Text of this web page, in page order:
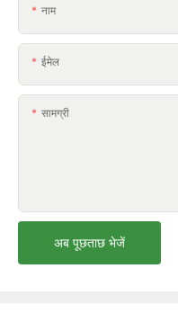
नाम
ईमेल
सामग्री
अब पूछताछ भेजें